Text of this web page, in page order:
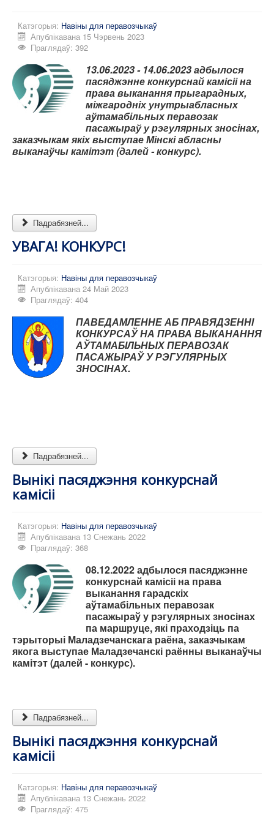
Катэгорыя: Навіны для перавозчыкаў
Апублікавана 15 Чэрвень 2023
Праглядаў: 392
13.06.2023 - 14.06.2023адбылося
пасяджэнне конкурснай камісіі на
права выканання прыгарадных,
міжгародніх унутрыабласных
аўтамабільных перавозак
пасажыраў у рэгулярных зносінах,
заказчыкам якіх выступае Мінскі абласны
выканаўчы камітэт (далей - конкурс).
Падрабязней...
УВАГА! КОНКУРС!
Катэгорыя: Навіны для перавозчыкаў
Апублікавана 24 Май 2023
Праглядаў: 404
ПАВЕДАМЛЕННЕ АБ ПРАВЯДЗЕННІ
КОНКУРСАЎ НА ПРАВА ВЫКАНАННЯ
АЎТАМАБІЛЬНЫХ ПЕРАВОЗАК
ПАСАЖЫРАЎ У РЭГУЛЯРНЫХ
ЗНОСІНАХ.
Падрабязней...
Вынікі пасяджэння конкурснай
камісіі
Катэгорыя: Навіны для перавозчыкаў
Апублікавана 13 Снежань 2022
Праглядаў: 368
08.12.2022 адбылося пасяджэнне
конкурснай камісіі на права
выканання гарадскіх
аўтамабільных перавозак
пасажыраў у рэгулярных зносінах
па маршруце, які праходзіць па
тэрыторыі Маладзечанскага раёна, заказчыкам
якога выступае Маладзечанскі раённы выканаўчы
камітэт (далей - конкурс).
Падрабязней...
Вынікі пасяджэння конкурснай
камісіі
Катэгорыя: Навіны для перавозчыкаў
Апублікавана 13 Снежань 2022
Праглядаў: 475